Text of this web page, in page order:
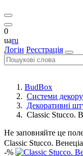
0
uaru
Логін Реєстрація
BudBox
Системи
Декоративні
Classic Stucco.
Не заповняйте це
Classic Stucco.
-%